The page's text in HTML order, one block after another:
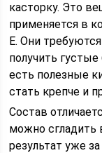
касторку. Это
применяется в
Е. Они
получить
есть полезные
стать крепче и
Состав
можно сгладить
результат уже